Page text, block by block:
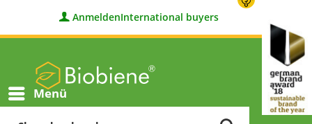
AnmeldenInternational buyers
Menü